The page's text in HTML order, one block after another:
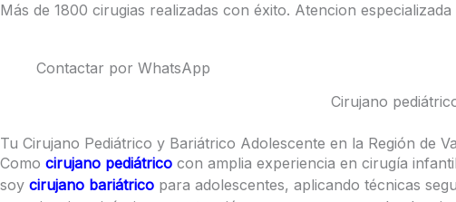
Más de 1800 cirugias realizadas con éxito. Atencion
Contactar por WhatsApp
Cirujano
Tu Cirujano Pediátrico y Bariátrico Adolescente en la Región de
Como cirujano pediátrico con amplia experiencia en cirugía
soy cirujano bariátrico para adolescentes, aplicando técnicas